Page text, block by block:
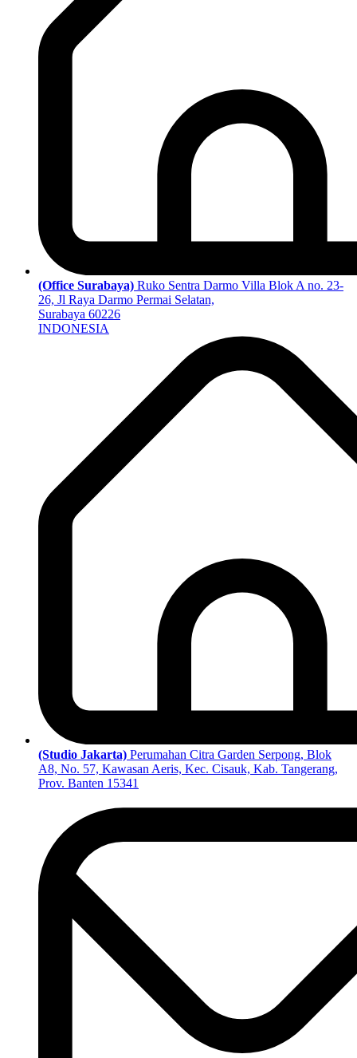
(Office Surabaya) Ruko Sentra Darmo Villa Blok A no. 23-
26, Jl Raya Darmo Permai Selatan,
Surabaya 60226
INDONESIA
(Studio Jakarta) Perumahan Citra Garden Serpong, Blok
A8, No. 57, Kawasan Aeris, Kec. Cisauk, Kab. Tangerang,
Prov. Banten 15341